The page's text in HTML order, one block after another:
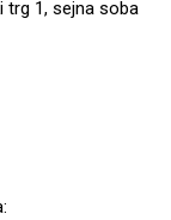
trg 1, sejna soba